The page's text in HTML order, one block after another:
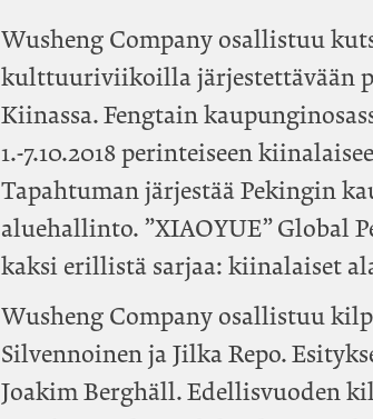
Wusheng Company osallistuu
kulttuuriviikoilla järjestettävään
Kiinassa. Fengtain
1.-7.10.2018 perinteiseen
Tapahtuman järjestää Pekingin
aluehallinto. ”XIAOYUE” Global
kaksi erillistä sarjaa: kiinalaiset
Wusheng Company osallistuu
Silvennoinen ja Jilka Repo.
Joakim Berghäll. Edellisvuoden